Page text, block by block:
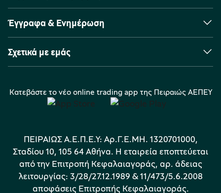
Έγγραφα & Ενημέρωση
Σχετικά με εμάς
Κατεβάστε το νέο online trading app της Πειραιώς ΑΕΠΕΥ
ΠΕΙΡΑΙΩΣ Α.Ε.Π.Ε.Υ: Αρ.Γ.Ε.ΜΗ. 1320701000,
Σταδίου 10, 105 64 Αθήνα. Η εταιρεία εποπτεύεται
από την Επιτροπή Κεφαλαιαγοράς, αρ. άδειας
λειτουργίας: 3/28/27.12.1989 & 11/473/5.6.2008
αποφάσεις Επιτροπής Κεφαλαιαγοράς.